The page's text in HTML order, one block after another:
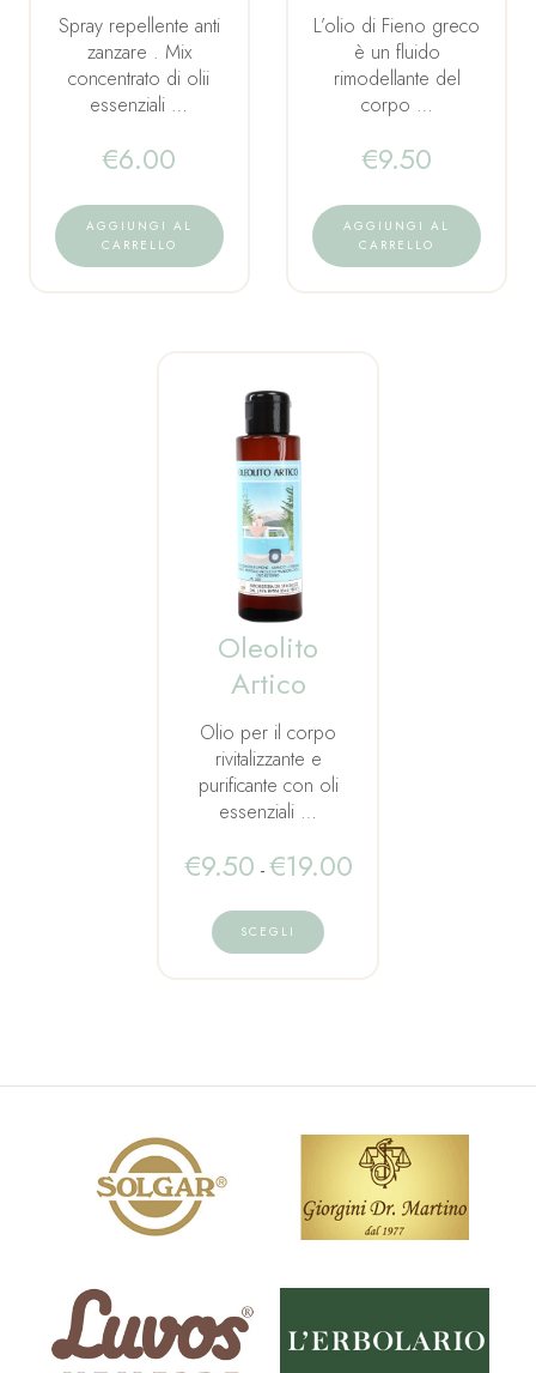
Spray repellente anti
zanzare . Mix
concentrato di olii
essenziali …
€6.00
AGGIUNGI AL
CARRELLO
L’olio di Fieno greco
è un fluido
rimodellante del
corpo …
€9.50
AGGIUNGI AL
CARRELLO
Oleolito
Artico
Olio per il corpo
rivitalizzante e
purificante con oli
essenziali …
€9.50 - €19.00
SCEGLI